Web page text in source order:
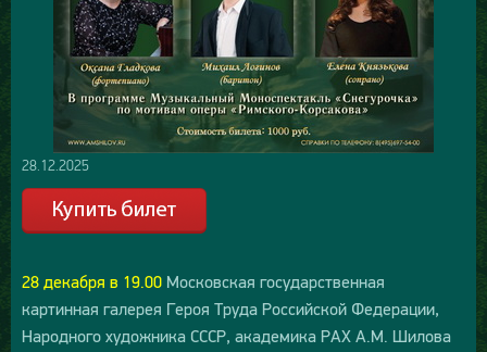
28.12.2025
28 декабря в 19.00 Московская государственная
картинная галерея Героя Труда Российской Федерации,
Народного художника СССР, академика РАХ А.М. Шилова